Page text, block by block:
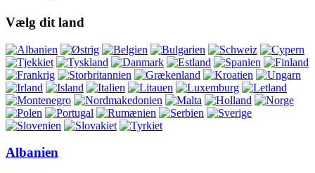
Vælg dit land
Albanien